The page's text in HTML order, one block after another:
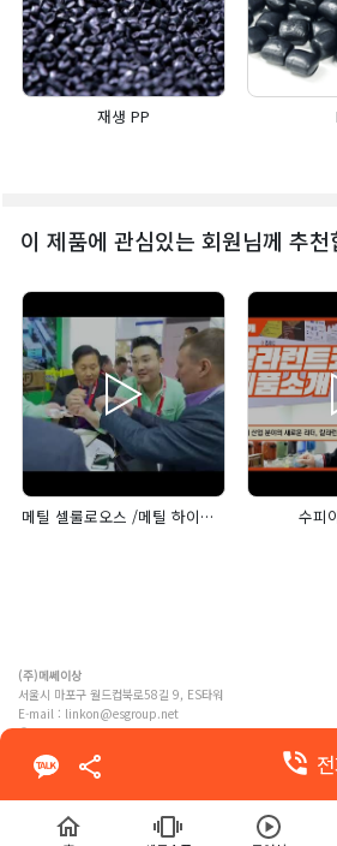
재생 PP
이 제품에 관심있는 회원님께 추천
메틸 셀룰로오스 /메틸 하이드록시 에틸 셀룰로오스 /하이드록시 에틸 셀룰로오스/하이드록시 프로필 메틸셀롤루스/ 건축 증점제/ 건축첨가제 수피
phone_in_talk
(주)메쎄이상
서울시 마포구 월드컵북로58길 9, ES타워
E-mail : linkon@esgroup.net
ⓒ MESSE ESANG. Co., Ltd. ALL RIGHTS RESERVED
이용약관